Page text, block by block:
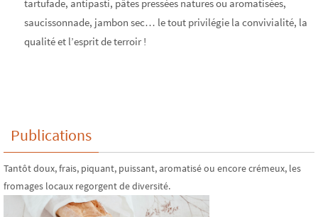
tartufade, antipasti, pâtes pressées natures ou aromatisées,
saucissonnade, jambon sec… le tout privilégie la convivialité, la
qualité et l’esprit de terroir !
Publications
Tantôt doux, frais, piquant, puissant, aromatisé ou encore crémeux, les
fromages locaux regorgent de diversité.